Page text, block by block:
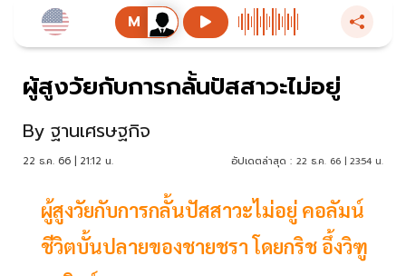
ผู้สูงวัยกับการกลั้นปัสสาวะไม่อยู่
By ฐานเศรษฐกิจ
22 ธ.ค. 66 | 21:12 น. อัปเดตล่าสุด : 22 ธ.ค. 66 | 23:54 น.
ผู้สูงวัยกับการกลั้นปัสสาวะไม่อยู่ คอลัมน์
ชีวิตบั้นปลายของชายชรา โดยกริช อึ้งวิฑู